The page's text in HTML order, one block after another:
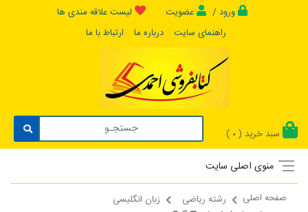
ورود / عضویت
لیست علاقه مندی ها
راهنمای سایت
درباره ما ارتباط با ما
سبد خرید ( 0
)
منوی اصلی سایت
صفحه اصلی رشته ریاضی
زبان انگلیسی